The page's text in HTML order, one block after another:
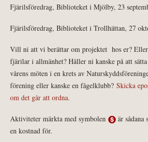
Fjärilsföredrag, Biblioteket i Mjölby, 23
Fjärilsföredrag, Biblioteket i Trollhättan, 27
Vill ni att vi berättar om projektet hos er?
fjärilar i allmänhet? Håller ni kanske på att
vårens möten i en krets av
förening eller kanske en fågelklubb? Skicka
om det går att ordna.
Aktiviteter märkta med symbolen
är sådana
en kostnad för.